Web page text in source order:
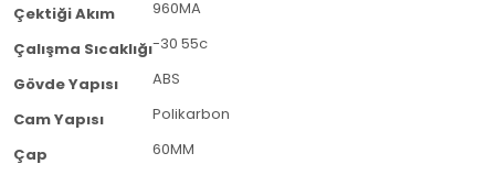
Çektiği Akım 960MA
Çalışma Sıcaklığı-30 55c
Gövde Yapısı ABS
Cam Yapısı Polikarbon
Çap 60MM